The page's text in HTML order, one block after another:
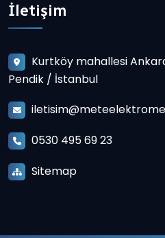
İletişim
Kurtköy mahallesi
Pendik / İstanbul
0530 495 69 23
Sitemap